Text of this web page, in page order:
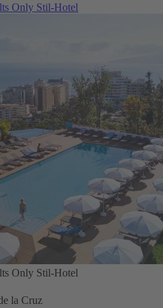
Only Stil-Hotel
Only Stil-Hotel
la Cruz